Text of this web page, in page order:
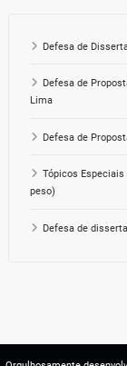
Defesa de
Defesa de
Lima
Defesa de
Tópicos
peso)
Defesa de